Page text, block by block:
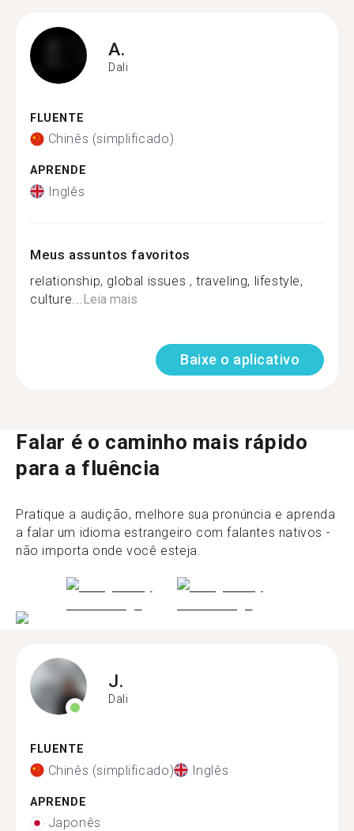
A.
Dali
FLUENTE
Chinês (simplificado)
APRENDE
Inglês
Meus assuntos favoritos
relationship, global issues , traveling, lifestyle,
culture... Leia mais
Baixe o aplicativo
Falar é o caminho mais rápido
para a fluência
Pratique a audição, melhore sua pronúncia e aprenda
a falar um idioma estrangeiro com falantes nativos -
não importa onde você esteja.
J.
Dali
FLUENTE
Chinês (simplificado) Inglês
APRENDE
Japonês